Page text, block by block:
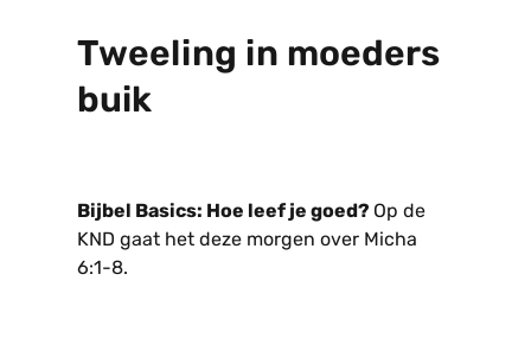
Tweeling in moeders
buik
Bijbel Basics: Hoe leef je goed? Op de
KND gaat het deze morgen over Micha
6:1-8.